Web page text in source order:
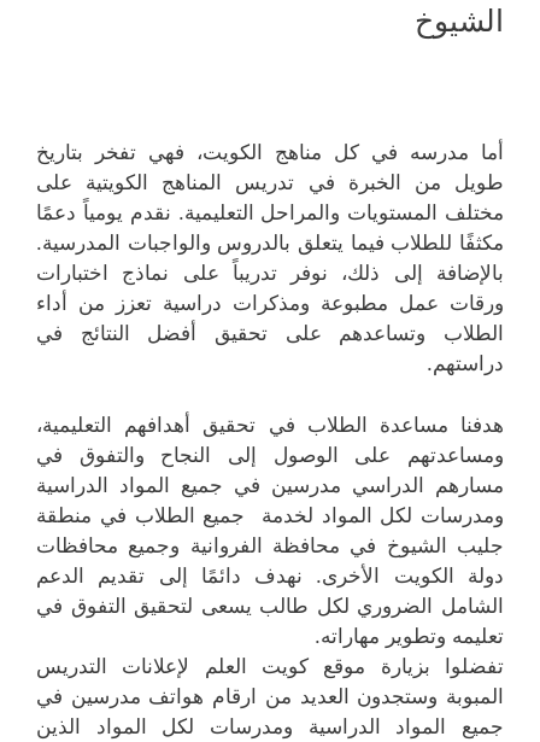
الشيوخ
أما مدرسه في كل مناهج الكويت، فهي تفخر بتاريخ
طويل من الخبرة في تدريس المناهج الكويتية على
مختلف المستويات والمراحل التعليمية. نقدم يومياً دعمًا
مكثفًا للطلاب فيما يتعلق بالدروس والواجبات المدرسية.
بالإضافة إلى ذلك، نوفر تدريباً على نماذج اختبارات
ورقات عمل مطبوعة ومذكرات دراسية تعزز من أداء
الطلاب وتساعدهم على تحقيق أفضل النتائج في
دراستهم.
هدفنا مساعدة الطلاب في تحقيق أهدافهم التعليمية،
ومساعدتهم على الوصول إلى النجاح والتفوق في
مسارهم الدراسي مدرسين في جميع المواد الدراسية
ومدرسات لكل المواد لخدمة جميع الطلاب في منطقة
جليب الشيوخ في محافظة الفروانية وجميع محافظات
دولة الكويت الأخرى. نهدف دائمًا إلى تقديم الدعم
الشامل الضروري لكل طالب يسعى لتحقيق التفوق في
تعليمه وتطوير مهاراته.
تفضلوا بزيارة موقع كويت العلم لإعلانات التدريس
المبوبة وستجدون العديد من ارقام هواتف مدرسين في
جميع المواد الدراسية ومدرسات لكل المواد الذين